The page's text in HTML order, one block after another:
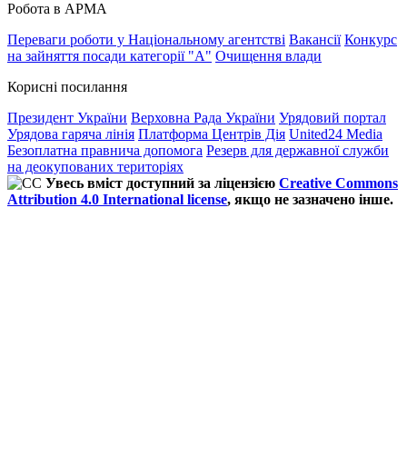
Робота в АРМА
Переваги роботи у Національному агентстві Вакансії Конкурс
на зайняття посади категорії "А" Очищення влади
Корисні посилання
Президент України Верховна Рада України Урядовий портал
Урядова гаряча лінія Платформа Центрів Дія United24 Media
Безоплатна правнича допомога Резерв для державної служби
на деокупованих територіях
Увесь вміст доступний за ліцензією Creative Commons
Attribution 4.0 International license, якщо не зазначено інше.